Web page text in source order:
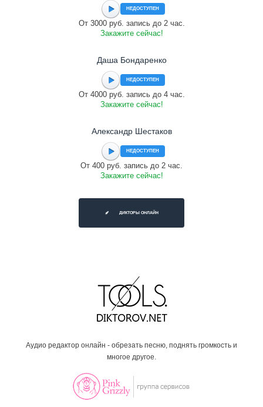
НЕДОСТУПЕН
От 3000 руб. запись до 2 час.
Закажите сейчас!
Даша Бондаренко
НЕДОСТУПЕН
От 4000 руб. запись до 4 час.
Закажите сейчас!
Александр Шестаков
НЕДОСТУПЕН
От 400 руб. запись до 2 час.
Закажите сейчас!
ДИКТОРЫ ОНЛАЙН
Аудио редактор онлайн - обрезать песню, поднять громкость и
многое другое.